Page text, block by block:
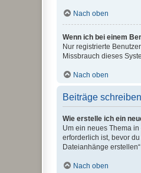
Nach oben
Wenn ich bei einem
Nur registrierte
Missbrauch dieses
Nach oben
Beiträge schreiben
Wie erstelle ich ein
Um ein neues Thema
erforderlich ist, bevor
Dateianhänge
Nach oben